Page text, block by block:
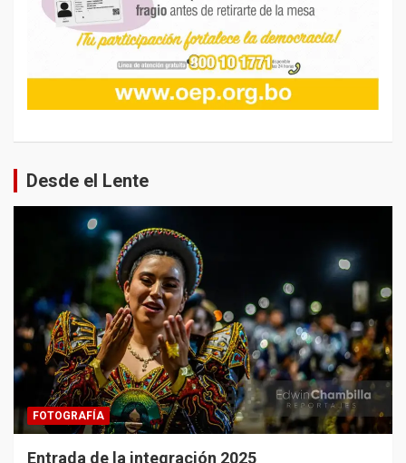
Desde el Lente
FOTOGRAFÍA
Entrada de la integración 2025